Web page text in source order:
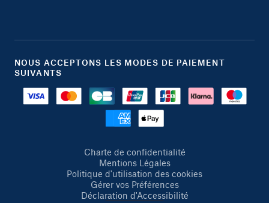
NOUS ACCEPTONS LES MODES DE PAIEMENT
SUIVANTS
Charte de confidentialité
Mentions Légales
Politique d'utilisation des cookies
Gérer vos Préférences
Déclaration d'Accessibilité